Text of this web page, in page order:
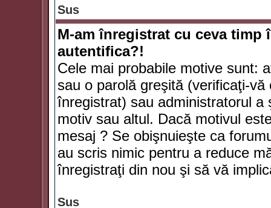
Sus
M-am înregistrat cu ceva timp
autentifica?!
Cele mai probabile motive sunt:
sau o parolă greşită (verificaţi-
înregistrat) sau administratorul
motiv sau altul. Dacă motivul
mesaj ? Se obişnuieşte ca
au scris nimic pentru a reduce
înregistraţi din nou şi să vă
Sus